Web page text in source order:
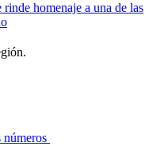
homenaje a una de las
números